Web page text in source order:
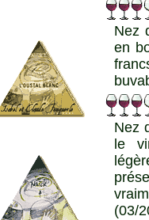
Nez
en
Nez
le
(03/